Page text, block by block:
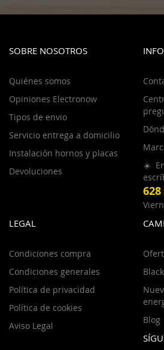
SOBRE NOSOTROS
Quiénes somos
Opiniones Electronow
Tipos de envio
Servicio entrega a domicilio
Instalación hornos y placas
Devoluciones
☀️
628
LEGAL
Condiciones compra
Condiciones generales
Política de privacidad
Política de cookies
Aviso Legal
Blog